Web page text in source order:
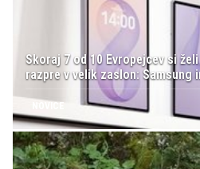
Skoraj 7 od 10 Evropejcev si
razpre v velik zaslon: Samsung
NOVICE